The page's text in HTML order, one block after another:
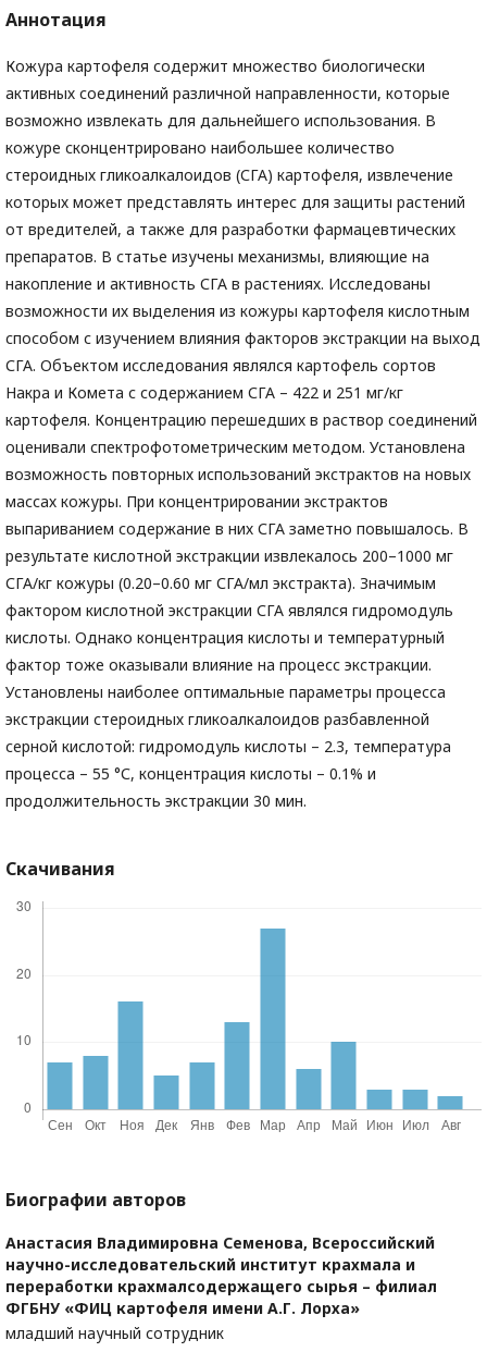
Аннотация
Кожура картофеля содержит множество биологически
активных соединений различной направленности, которые
возможно извлекать для дальнейшего использования. В
кожуре сконцентрировано наибольшее количество
стероидных гликоалкалоидов (СГА) картофеля, извлечение
которых может представлять интерес для защиты растений
от вредителей, а также для разработки фармацевтических
препаратов. В статье изучены механизмы, влияющие на
накопление и активность СГА в растениях. Исследованы
возможности их выделения из кожуры картофеля кислотным
способом с изучением влияния факторов экстракции на выход
СГА. Объектом исследования являлся картофель сортов
Накра и Комета с содержанием СГА – 422 и 251 мг/кг
картофеля. Концентрацию перешедших в раствор соединений
оценивали спектрофотометрическим методом. Установлена
возможность повторных использований экстрактов на новых
массах кожуры. При концентрировании экстрактов
выпариванием содержание в них СГА заметно повышалось. В
результате кислотной экстракции извлекалось 200–1000 мг
СГА/кг кожуры (0.20–0.60 мг СГА/мл экстракта). Значимым
фактором кислотной экстракции СГА являлся гидромодуль
кислоты. Однако концентрация кислоты и температурный
фактор тоже оказывали влияние на процесс экстракции.
Установлены наиболее оптимальные параметры процесса
экстракции стероидных гликоалкалоидов разбавленной
серной кислотой: гидромодуль кислоты – 2.3, температура
процесса – 55 °С, концентрация кислоты – 0.1% и
продолжительность экстракции 30 мин.
Скачивания
Биографии авторов
Анастасия Владимировна Семенова, Всероссийский
научно-исследовательский институт крахмала и
переработки крахмалсодержащего сырья – филиал
ФГБНУ «ФИЦ картофеля имени А.Г. Лорха»
младший научный сотрудник